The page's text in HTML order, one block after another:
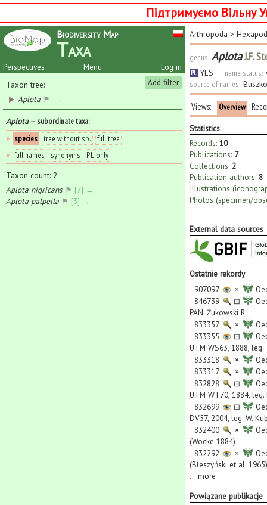
Підтримуємо Вільну
Biodiversity Map
Taxa
Perspectives Log in
Menu
Add filter
Taxon tree:
Aplota ⚑ →
Aplota— subordinate taxa:
♦ species tree without sp.
full tree
♦ full names synonyms
PL only
Taxon count: 2
Aplota nigricans⚑ [7] →
Aplota palpella ⚑ [3] →
Arthropoda >
genus: AplotaJ.F.
PL YES name status:
source of names:
Views: Overview
Statistics
Records: 10
Publications: 7
Collections: 2
Publication authors: 8
Illustrations
Photos (specimen/
External data sources
Ostatnie rekordy
907097
×
846739
⊡
PAN: Żukowski R.
833357
×
833355
⊡
UTM WS63, 1888,
833318
×
833317
×
832828
⊡
UTM WT70, 1884, leg.
832699
⊡
DV57, 2004, leg. W.
832400
×
(Wocke 1884)
832292
×
(Błeszyński et al. 1965)
... more
Powiązane publikacje